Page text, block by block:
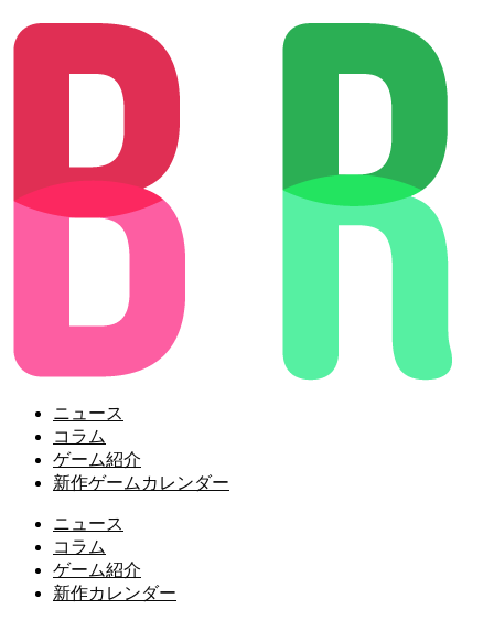
ニュース
コラム
ゲーム紹介
新作ゲームカレンダー
ニュース
コラム
ゲーム紹介
新作カレンダー